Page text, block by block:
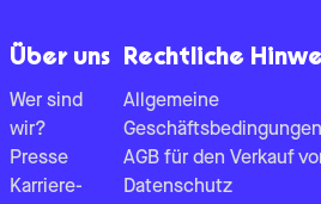
Über uns
Wer sind
wir?
Presse
Karriere-
Rechtliche
Allgemeine
Geschäftsbedingungen
AGB für den Verkauf
Datenschutz